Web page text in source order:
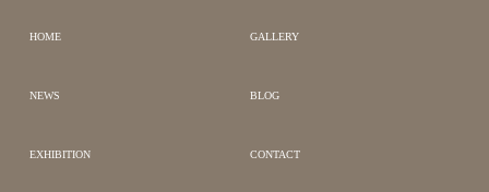
HOME GALLERY
NEWS BLOG
EXHIBITION CONTACT